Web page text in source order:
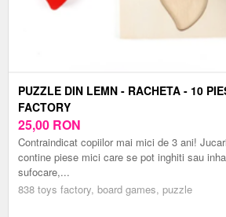
PUZZLE DIN LEMN - RACHETA - 10
FACTORY
25,00 RON
Contraindicat copiilor mai mici de 3 ani!
contine piese mici care se pot inghiti sau
sufocare,...
838 toys factory, board games, puzzle